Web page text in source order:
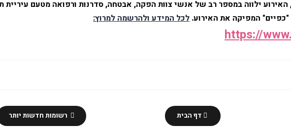
המפיקה את האירוע. לכל המידע ולהרשמה למרוץ:
https://
רשומות חדשות יותר דף הבית